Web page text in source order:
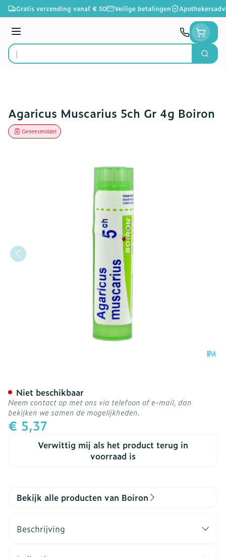
Ga naar de inhoud
Gratis verzending vanaf € 50 Veilige betalingen
Menu
Product, merk, categorie...
Zoek
Agaricus Muscarius 5ch Gr 4g Boiron
Geneesmiddel
€ 5,37
Verwittig mij als het product terug in
voorraad is
Niet beschikbaar
Neem contact op met ons via telefoon of e-mail, dan
bekijken we samen de mogelijkheden.
Bekijk alle producten van Boiron
Beschrijving